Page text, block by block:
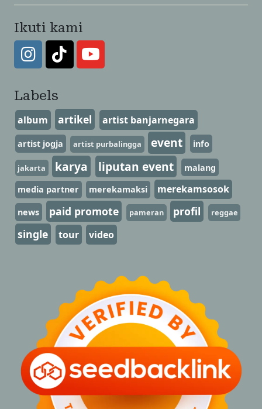
Ikuti kami
Labels
album artikel artist banjarnegara
artist jogja artist purbalingga event info
jakarta karya liputan event
malang
media partner
merekamaksi merekamsosok
news paid promote pameran profil reggae
single tour video